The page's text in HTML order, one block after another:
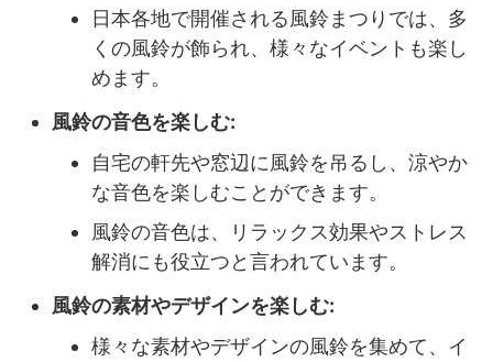
日本各地で開催される風鈴まつりでは、多
くの風鈴が飾られ、様々なイベントも楽し
めます。
風鈴の音色を楽しむ:
自宅の軒先や窓辺に風鈴を吊るし、涼やか
な音色を楽しむことができます。
風鈴の音色は、リラックス効果やストレス
解消にも役立つと言われています。
風鈴の素材やデザインを楽しむ:
様々な素材やデザインの風鈴を集めて、イ